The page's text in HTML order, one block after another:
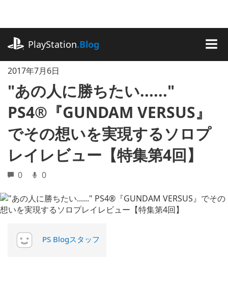
に
キ
ッ
プ
PlayStation.Blog
2017年7月6日
"あの人に勝ちたい......"
PS4®『GUNDAM VERSUS』
でその想いを実現するソロプ
レイレビュー【特集第4回】
0 0
PS Blogスタッフ